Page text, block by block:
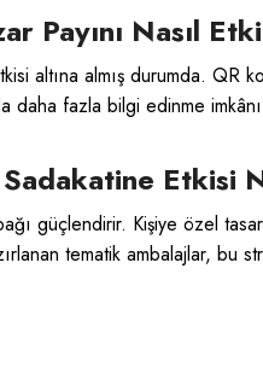
Payını Nasıl
altına almış durumda. QR
fazla bilgi edinme
Etkisi
güçlendirir. Kişiye özel
tematik ambalajlar, bu